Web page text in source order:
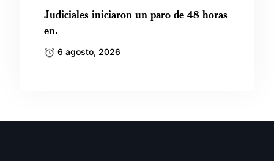
Judiciales iniciaron un paro de 48 horas
en.
6 agosto, 2026